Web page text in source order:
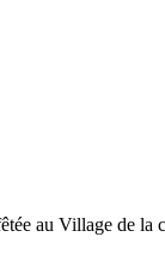
au Village de